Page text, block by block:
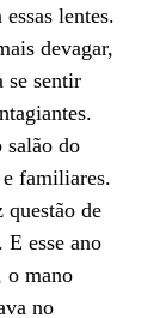
lentes.
devagar,
se sentir
salão do
familiares.
questão de
E esse ano
o mano
no